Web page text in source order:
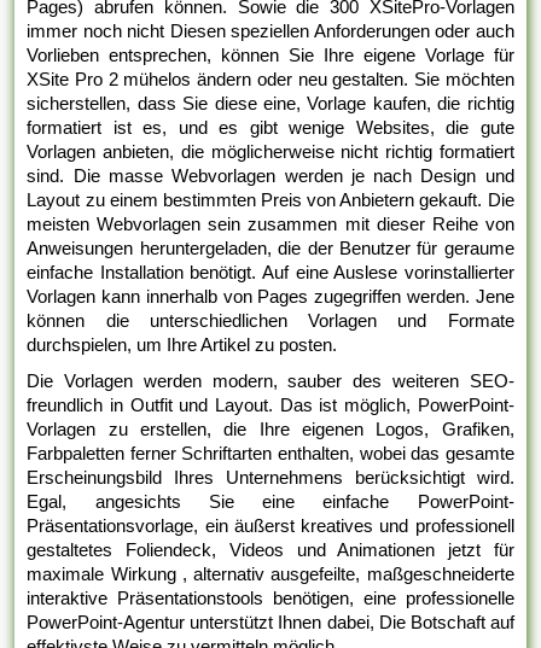
Pages) abrufen können. Sowie die 300 XSitePro-Vorlagen
immer noch nicht Diesen speziellen Anforderungen oder auch
Vorlieben entsprechen, können Sie Ihre eigene Vorlage für
XSite Pro 2 mühelos ändern oder neu gestalten. Sie möchten
sicherstellen, dass Sie diese eine, Vorlage kaufen, die richtig
formatiert ist es, und es gibt wenige Websites, die gute
Vorlagen anbieten, die möglicherweise nicht richtig formatiert
sind. Die masse Webvorlagen werden je nach Design und
Layout zu einem bestimmten Preis von Anbietern gekauft. Die
meisten Webvorlagen sein zusammen mit dieser Reihe von
Anweisungen heruntergeladen, die der Benutzer für geraume
einfache Installation benötigt. Auf eine Auslese vorinstallierter
Vorlagen kann innerhalb von Pages zugegriffen werden. Jene
können die unterschiedlichen Vorlagen und Formate
durchspielen, um Ihre Artikel zu posten.
Die Vorlagen werden modern, sauber des weiteren SEO-
freundlich in Outfit und Layout. Das ist möglich, PowerPoint-
Vorlagen zu erstellen, die Ihre eigenen Logos, Grafiken,
Farbpaletten ferner Schriftarten enthalten, wobei das gesamte
Erscheinungsbild Ihres Unternehmens berücksichtigt wird.
Egal, angesichts Sie eine einfache PowerPoint-
Präsentationsvorlage, ein äußerst kreatives und professionell
gestaltetes Foliendeck, Videos und Animationen jetzt für
maximale Wirkung , alternativ ausgefeilte, maßgeschneiderte
interaktive Präsentationstools benötigen, eine professionelle
PowerPoint-Agentur unterstützt Ihnen dabei, Die Botschaft auf